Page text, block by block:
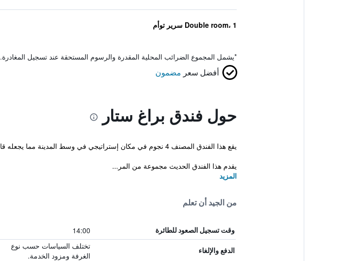
Double room، 1 سرير توأم
*يشمل المجموع الضرائب المحلية المقدرة والرسوم المستحقة عند تسجيل المغادرة.
أفضل سعر مضمون
حول فندق براغ ستار
يقع هذا الفندق المصنف 4 نجوم في مكان إستراتيجي في وسط المدينة مما يجعله قاعدة مثالية في مدينة براغ. وتبعد أماكن السهر ، المطاعم وميدان فاتسلاف مسافة قصيرة.
يقدم هذا الفندق الحديث مجموعة من المر...
المزيد
من الجيد أن تعلم
وقت تسجيل الصعود للطائرة 14:00
الدفع والإلغاء
تختلف السياسات حسب نوع
الغرفة ومزود الخدمة.